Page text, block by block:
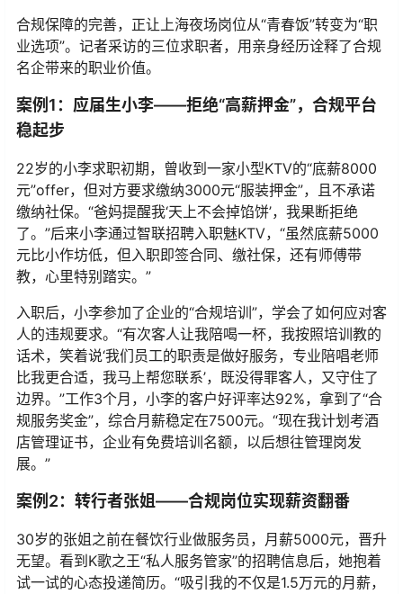
合规保障的完善，正让上海夜场岗位从“青春饭”转变为“职
业选项”。记者采访的三位求职者，用亲身经历诠释了合规
名企带来的职业价值。
案例1：应届生小李——拒绝“高薪押金”，合规平台
稳起步
22岁的小李求职初期，曾收到一家小型KTV的“底薪8000
元”offer，但对方要求缴纳3000元“服装押金”，且不承诺
缴纳社保。“爸妈提醒我‘天上不会掉馅饼’，我果断拒绝
了。”后来小李通过智联招聘入职魅KTV，“虽然底薪5000
元比小作坊低，但入职即签合同、缴社保，还有师傅带
教，心里特别踏实。”
入职后，小李参加了企业的“合规培训”，学会了如何应对客
人的违规要求。“有次客人让我陪喝一杯，我按照培训教的
话术，笑着说‘我们员工的职责是做好服务，专业陪唱老师
比我更合适，我马上帮您联系’，既没得罪客人，又守住了
边界。”工作3个月，小李的客户好评率达92%，拿到了“合
规服务奖金”，综合月薪稳定在7500元。“现在我计划考酒
店管理证书，企业有免费培训名额，以后想往管理岗发
展。”
案例2：转行者张姐——合规岗位实现薪资翻番
30岁的张姐之前在餐饮行业做服务员，月薪5000元，晋升
无望。看到K歌之王“私人服务管家”的招聘信息后，她抱着
试一试的心态投递简历。“吸引我的不仅是1.5万元的月薪，